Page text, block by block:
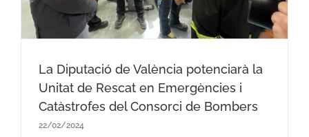
La Diputació de València potenciarà la
Unitat de Rescat en Emergències i
Catàstrofes del Consorci de Bombers
22/02/2024